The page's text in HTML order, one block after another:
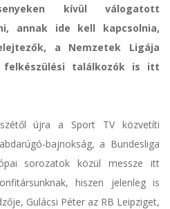
kívül válogatott
annak ide kell kapcsolnia,
a Nemzetek Ligája
felkészülési találkozók is itt
újra a Sport TV közvetíti
bajnokság, a Bundesliga
sorozatok közül messze itt
hiszen jelenleg is
Gulácsi Péter az RB Leipziget,